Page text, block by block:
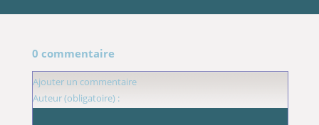
0 commentaire
Ajouter un commentaire
Auteur (obligatoire) :